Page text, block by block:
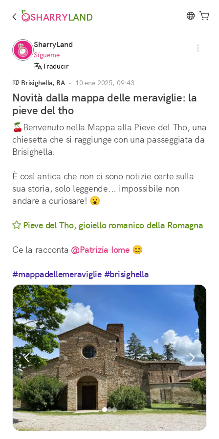
SHARRYLAND
SharryLand
Sígueme
Traducir
Brisighella, RA• 10 ene 2025, 09:43
Novità dalla mappa delle meraviglie: la
pieve del tho
🍒Benvenuto nella Mappa alla Pieve del Tho, una
chiesetta che si raggiunge con una passeggiata da
Brisighella.
È così antica che non ci sono notizie certe sulla
sua storia, solo leggende... impossibile non
andare a curiosare! 😮
Pieve del Tho, gioiello romanico della Romagna
Ce la racconta @Patrizia Iome 😊
#mappadellemeraviglie #brisighella